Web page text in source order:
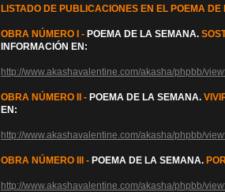
LISTADO DE PUBLICACIONES EN EL POEMA
OBRA NÚMERO I - POEMA DE LA SEMANA.
INFORMACIÓN EN:
http://www.akashavalentine.com/akasha/phpbb/
OBRA NÚMERO II - POEMA DE LA SEMANA.
EN:
http://www.akashavalentine.com/akasha/phpbb/
OBRA NÚMERO III - POEMA DE LA SEMANA.
http://www.akashavalentine.com/akasha/phpbb/